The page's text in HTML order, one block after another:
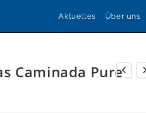
Aktuelles Über uns
Caminada Pure